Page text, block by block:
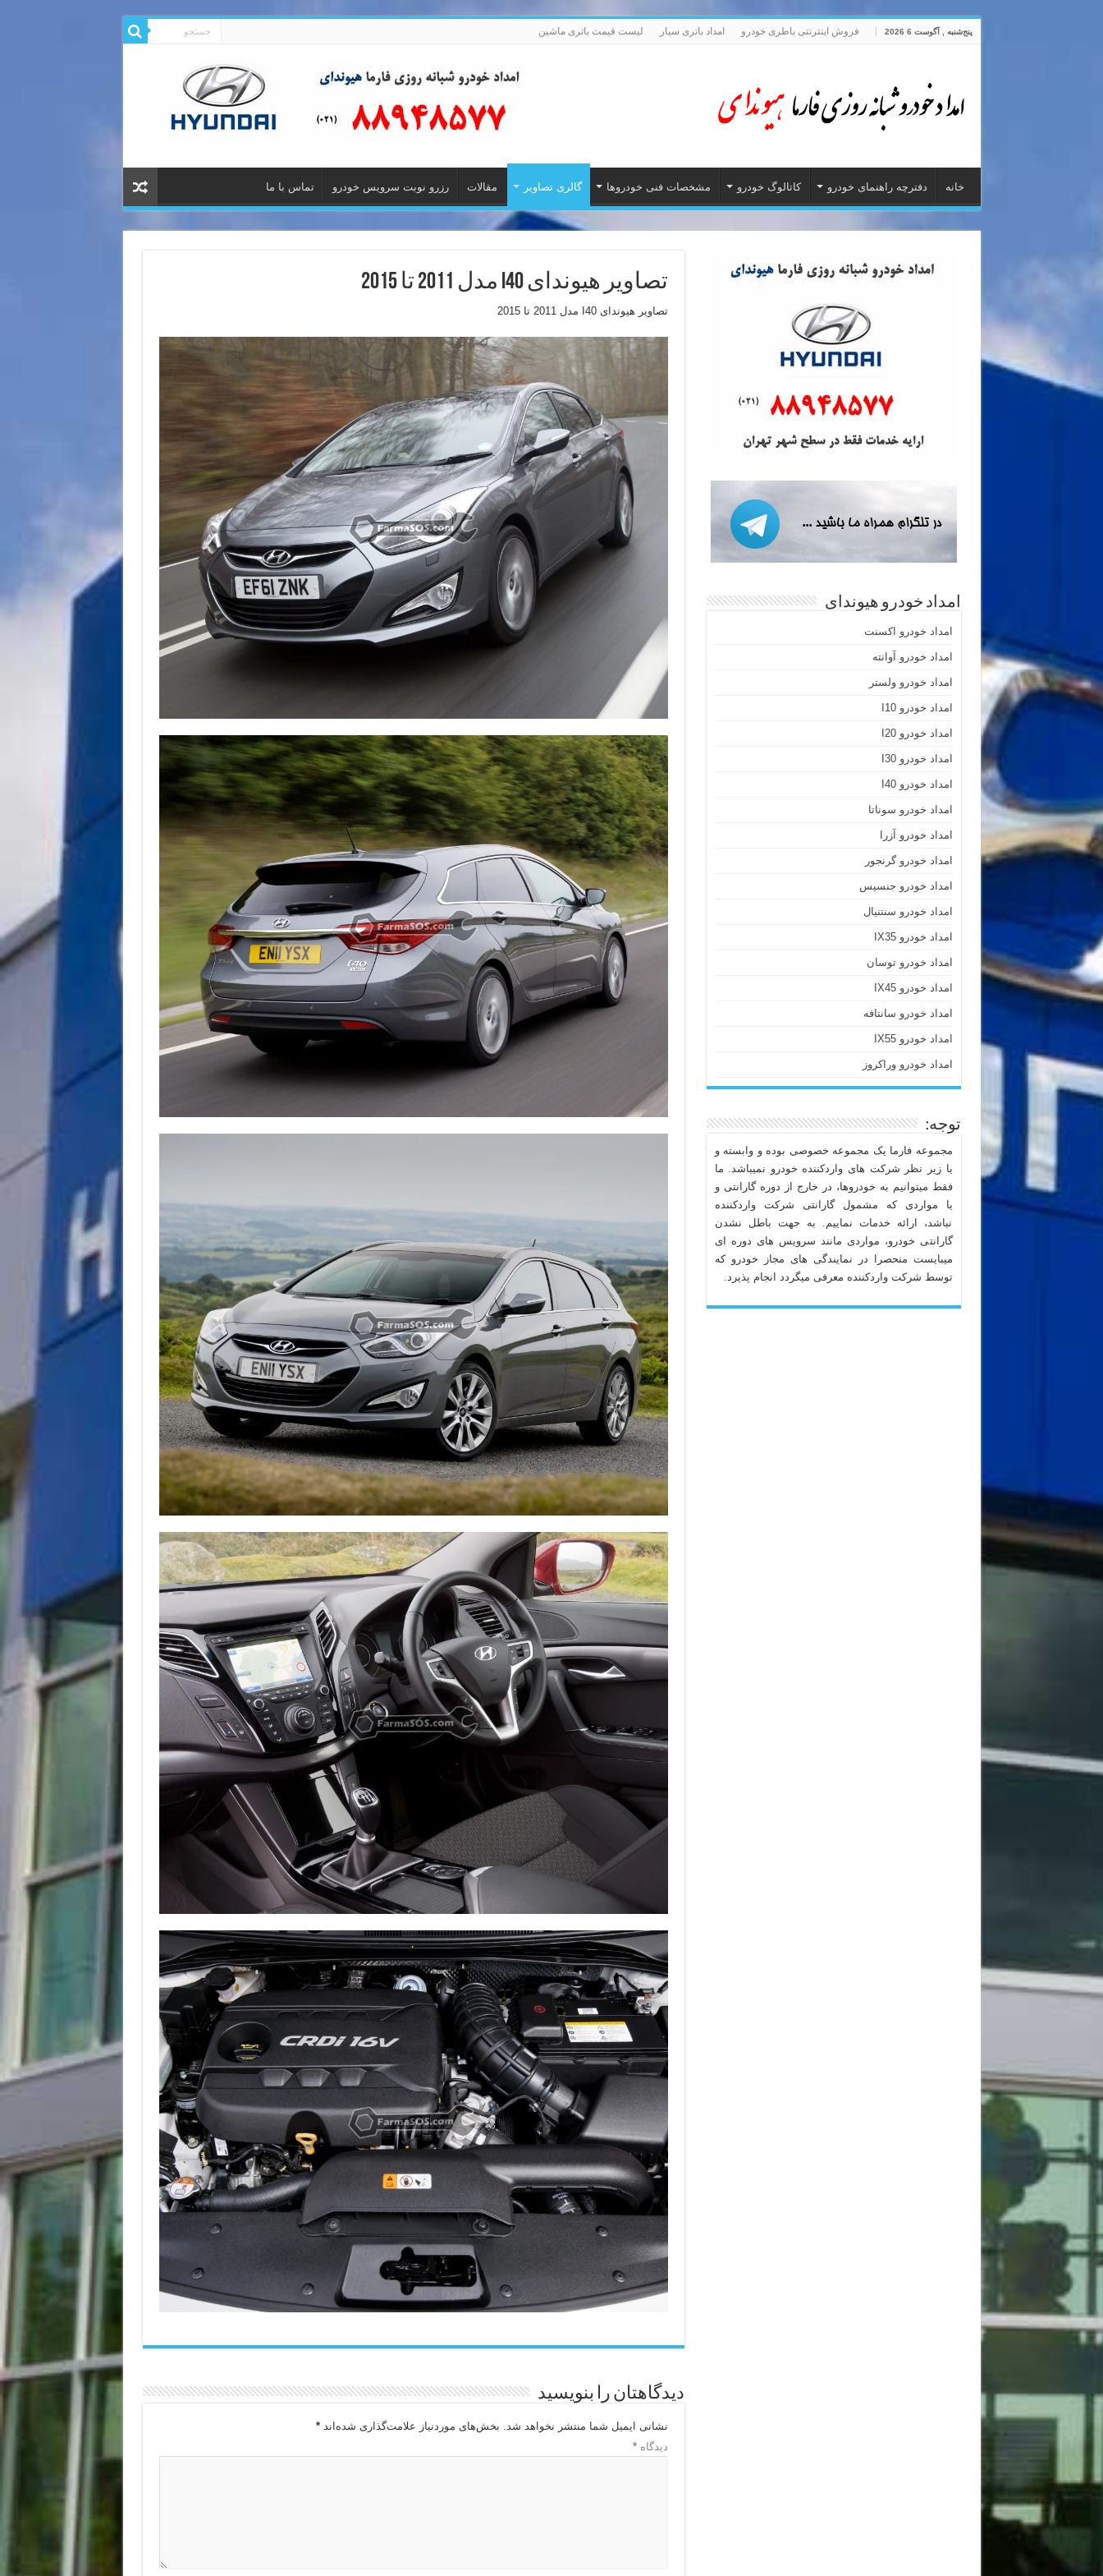
پنج‌شنبه , آگوست 6 2026 فروش اینترنتی باطری خودرو امداد باتری سیار لیست قیمت باتری ماشین
خانه دفترچه راهنمای خودرو کاتالوگ خودرو مشخصات فنی خودروها گالری تصاویر مقالات رزرو نوبت سرویس خودرو تماس با ما
تصاویر هیوندای I40 مدل 2011 تا 2015
تصاویر هیوندای I40 مدل 2011 تا 2015
دیدگاهتان را بنویسید
نشانی ایمیل شما منتشر نخواهد شد. بخش‌های موردنیاز علامت‌گذاری شده‌اند*
دیدگاه*
امداد خودرو هیوندای
امداد خودرو اکسنت
امداد خودرو آوانته
امداد خودرو ولستر
امداد خودرو I10
امداد خودرو I20
امداد خودرو I30
امداد خودرو I40
امداد خودرو سوناتا
امداد خودرو آزرا
امداد خودرو گرنجور
امداد خودرو جنسیس
امداد خودرو سنتنیال
امداد خودرو IX35
امداد خودرو توسان
امداد خودرو IX45
امداد خودرو سانتافه
امداد خودرو IX55
امداد خودرو وراکروز
توجه:
مجموعه فارما یک مجموعه خصوصی بوده و وابسته و
یا زیر نظر شرکت های واردکننده خودرو نمیباشد. ما
فقط میتوانیم به خودروها، در خارج از دوره گارانتی و
یا مواردی که مشمول گارانتی شرکت واردکننده
نباشد، ارائه خدمات نماییم. به جهت باطل نشدن
گارانتی خودرو، مواردی مانند سرویس های دوره ای
میبایست منحصرا در نمایندگی های مجاز خودرو که
توسط شرکت واردکننده معرفی میگردد انجام پذیرد.